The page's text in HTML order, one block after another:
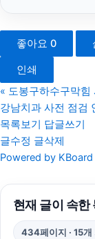
좋아요 0
인쇄
« 도봉구하수구막
강남치과 사전 점검
목록보기
답글쓰기
글수정 글삭제
Powered by KBoard
현재 글이 속한
434페이지 · 15개